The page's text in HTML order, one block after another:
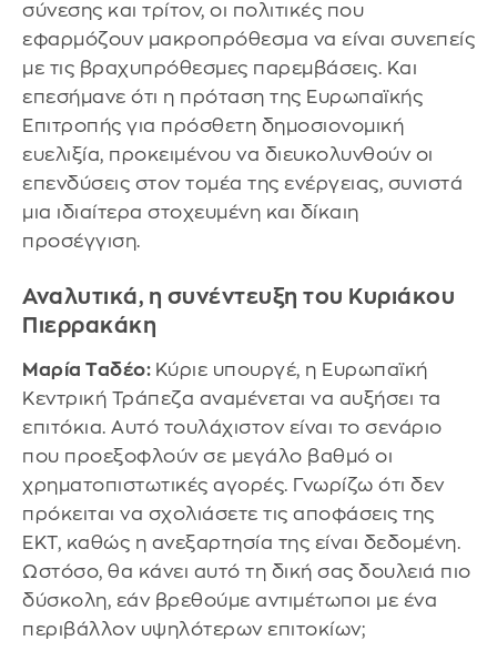
σύνεσης και τρίτον, οι πολιτικές που
εφαρμόζουν μακροπρόθεσμα να είναι συνεπείς
με τις βραχυπρόθεσμες παρεμβάσεις. Και
επεσήμανε ότι η πρόταση της Ευρωπαϊκής
Επιτροπής για πρόσθετη δημοσιονομική
ευελιξία, προκειμένου να διευκολυνθούν οι
επενδύσεις στον τομέα της ενέργειας, συνιστά
μια ιδιαίτερα στοχευμένη και δίκαιη
προσέγγιση.
Αναλυτικά, η συνέντευξη του Κυριάκου
Πιερρακάκη
Μαρία Ταδέο: Κύριε υπουργέ, η Ευρωπαϊκή
Κεντρική Τράπεζα αναμένεται να αυξήσει τα
επιτόκια. Αυτό τουλάχιστον είναι το σενάριο
που προεξοφλούν σε μεγάλο βαθμό οι
χρηματοπιστωτικές αγορές. Γνωρίζω ότι δεν
πρόκειται να σχολιάσετε τις αποφάσεις της
ΕΚΤ, καθώς η ανεξαρτησία της είναι δεδομένη.
Ωστόσο, θα κάνει αυτό τη δική σας δουλειά πιο
δύσκολη, εάν βρεθούμε αντιμέτωποι με ένα
περιβάλλον υψηλότερων επιτοκίων;